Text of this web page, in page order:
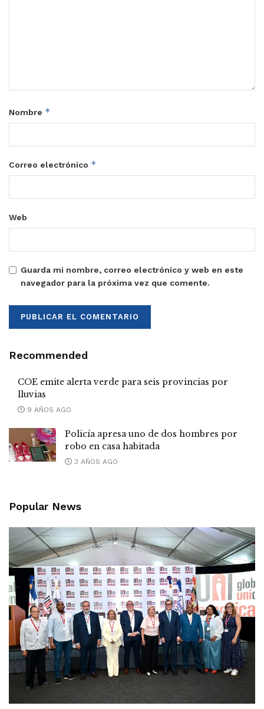
Nombre *
Correo electrónico *
Web
Guarda mi nombre, correo electrónico y web en este
navegador para la próxima vez que comente.
Recommended
COE emite alerta verde para seis provincias por
lluvias
9 AÑOS AGO
Policía apresa uno de dos hombres por
robo en casa habitada
3 AÑOS AGO
Popular News